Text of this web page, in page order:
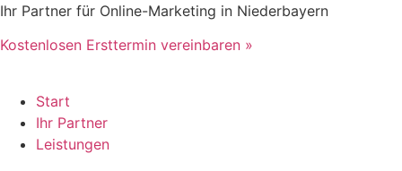
Zum
springen
Ihr Partner für Online-Marketing in Niederbayern
Kostenlosen Ersttermin vereinbaren »
Start
Ihr Partner
Leistungen